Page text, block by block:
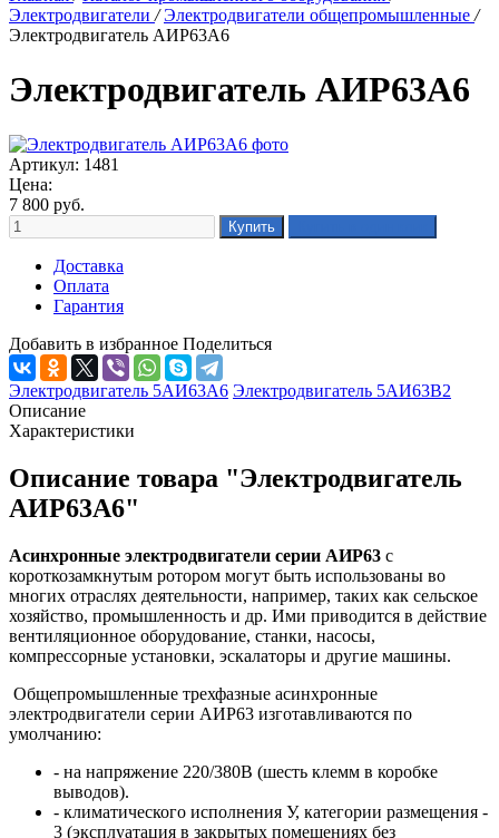
Электродвигатели / Электродвигатели общепромышленные /
Электродвигатель АИР63А6
Электродвигатель АИР63А6
Артикул: 1481
Цена:
7 800 руб.
Доставка
Оплата
Гарантия
Добавить в избранное Поделиться
Электродвигатель 5АИ63А6 Электродвигатель 5АИ63B2
Описание
Характеристики
Описание товара "Электродвигатель
АИР63А6"
Асинхронные электродвигатели серии АИР63 с
короткозамкнутым ротором могут быть использованы во
многих отраслях деятельности, например, таких как сельское
хозяйство, промышленность и др. Ими приводится в действие
вентиляционное оборудование, станки, насосы,
компрессорные установки, эскалаторы и другие машины.
Общепромышленные трехфазные асинхронные
электродвигатели серии АИР63 изготавливаются по
умолчанию:
- на напряжение 220/380В (шесть клемм в коробке
выводов).
- климатического исполнения У, категории размещения -
3 (эксплуатация в закрытых помещениях без